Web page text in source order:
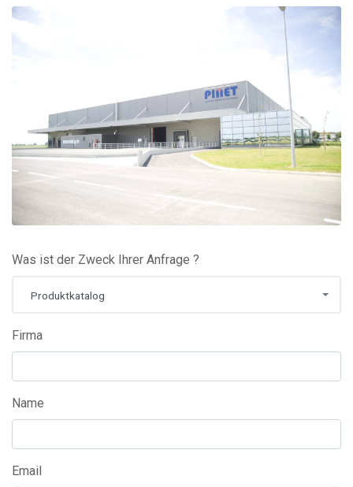
Was ist der Zweck Ihrer Anfrage ?
Produktkatalog
Firma
Name
Email